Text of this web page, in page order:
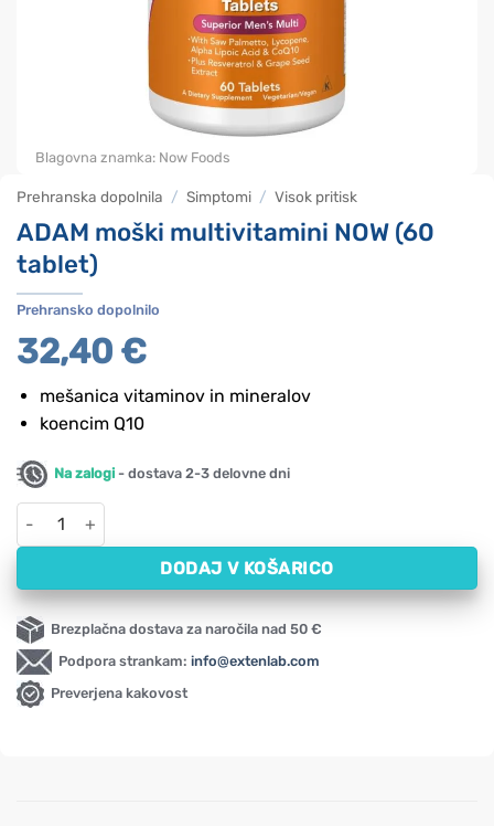
Prehranska dopolnila / Simptomi / Visok pritisk
ADAM moški multivitamini NOW (60
tablet)
Prehransko dopolnilo
32,40 €
mešanica vitaminov in mineralov
koencim Q10
Na zalogi - dostava 2-3 delovne dni
ADAM moški multivitamini NOW (60 tablet) količina
DODAJ V KOŠARICO
Brezplačna dostava za naročila nad 50 €
Podpora strankam: info@extenlab.com
Preverjena kakovost
Blagovna znamka: Now Foods